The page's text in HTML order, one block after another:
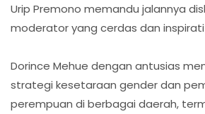
Urip Premono memandu jalannya
moderator yang cerdas dan
Dorince Mehue dengan antusias
strategi kesetaraan gender dan
perempuan di berbagai daerah,